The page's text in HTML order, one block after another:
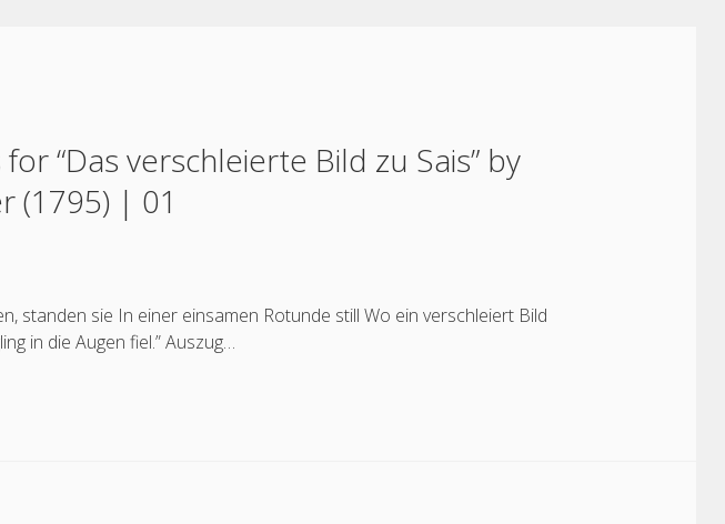
“Das verschleierte Bild zu Sais” by
(1795) | 01
standen sie In einer einsamen Rotunde still Wo ein verschleiert Bild
in die Augen fiel.” Auszug…